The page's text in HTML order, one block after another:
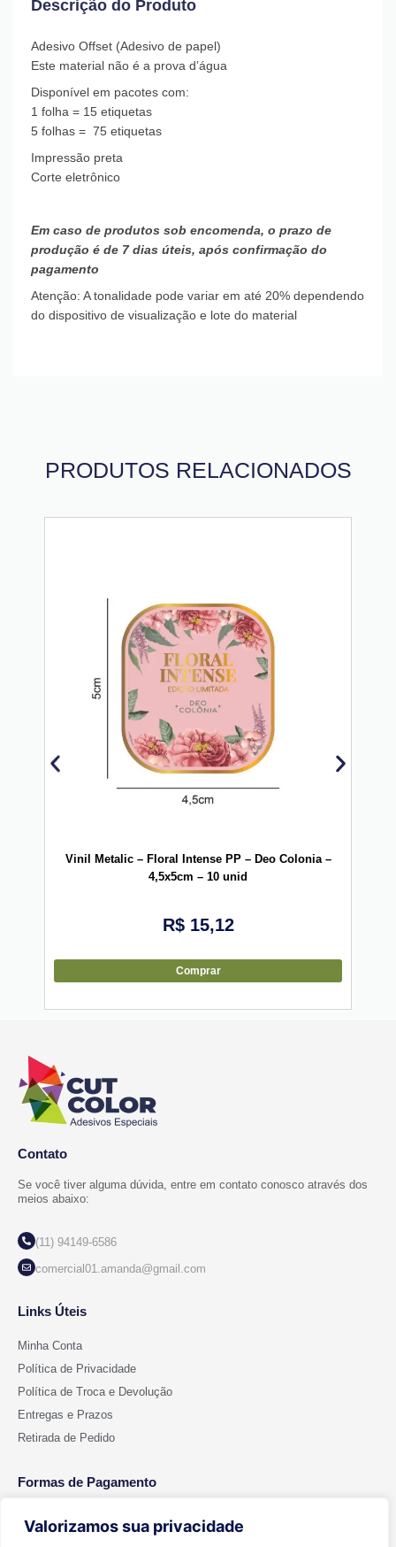
Valorizamos sua privacidade
Descrição do Produto
Adesivo Offset (Adesivo de papel)
Este material não é a prova d’água
Disponível em pacotes com:
1 folha = 15 etiquetas
5 folhas = 75 etiquetas
Impressão preta
Corte eletrônico
Em caso de produtos sob encomenda, o prazo de
produção é de 7 dias úteis, após confirmação do
pagamento
Atenção: A tonalidade pode variar em até 20% dependendo
do dispositivo de visualização e lote do material
PRODUTOS RELACIONADOS
Vinil Metalic – Floral Intense PP – Deo Colonia –
4,5x5cm – 10 unid
R$15,12
Comprar
Contato
Se você tiver alguma dúvida, entre em contato conosco através dos
meios abaixo:
(11) 94149-6586
comercial01.amanda@gmail.com
Links Úteis
Minha Conta
Política de Privacidade
Política de Troca e Devolução
Entregas e Prazos
Retirada de Pedido
Formas de Pagamento